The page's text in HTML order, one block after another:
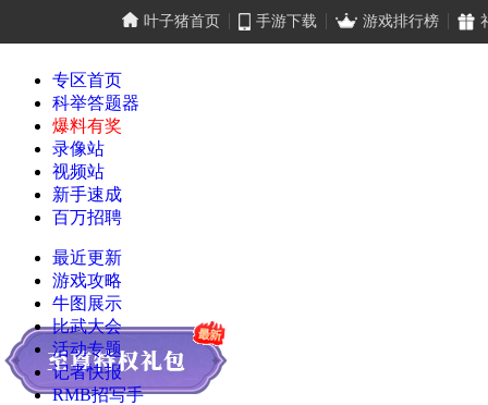
叶子猪首页 手游下载 游戏排行榜
专区首页
科举答题器
爆料有奖
录像站
视频站
新手速成
百万招聘
最近更新
游戏攻略
牛图展示
比武大会
活动专题
记者快报
RMB招写手